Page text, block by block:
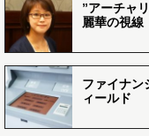
”アーチャ
麗華の視線
ファイナン
ィールド